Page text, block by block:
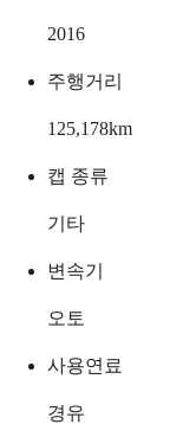
2016
주행거리
125,178km
캡 종류
기타
변속기
오토
사용연료
경유